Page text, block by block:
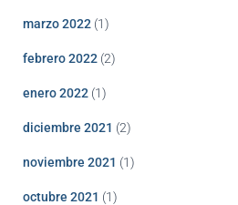
marzo 2022 (1)
febrero 2022 (2)
enero 2022 (1)
diciembre 2021 (2)
noviembre 2021 (1)
octubre 2021 (1)